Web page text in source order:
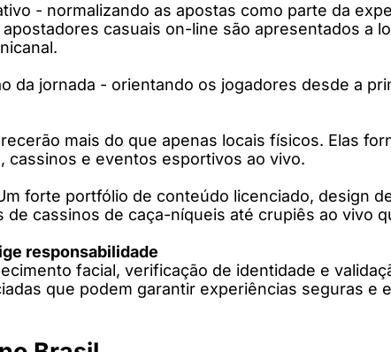
- normalizando as apostas como parte da
casuais on-line são apresentados a
da jornada - orientando os jogadores desde a
mais do que apenas locais físicos. Elas
cassinos e eventos esportivos ao vivo.
forte portfólio de conteúdo licenciado, design
cassinos de caça-níqueis até crupiês ao vivo
responsabilidade
facial, verificação de identidade e
que podem garantir experiências seguras